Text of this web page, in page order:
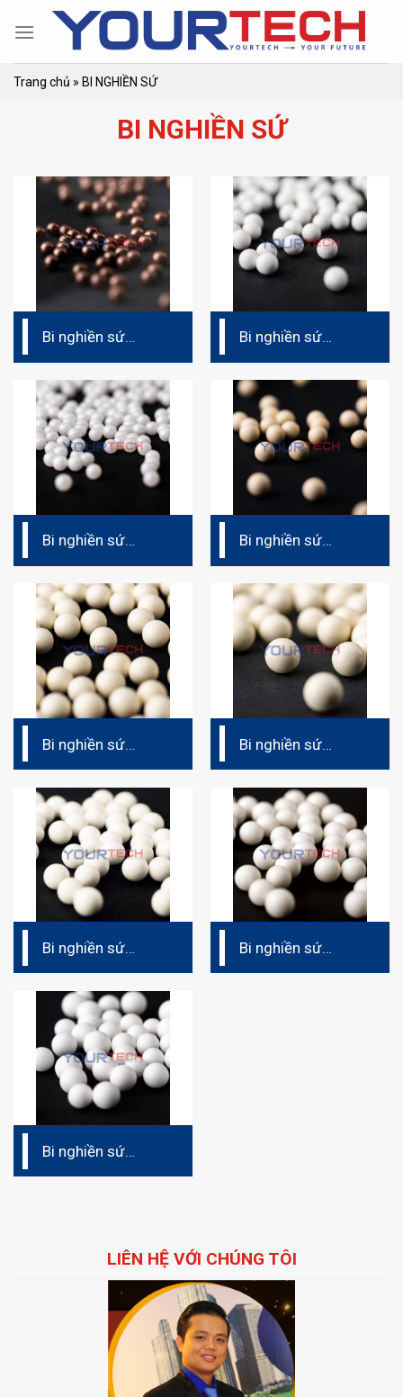
Trang chủ » BI NGHIỀN SỨ
BI NGHIỀN SỨ
Bi nghiền sứ
Bi nghiền sứ
Bi nghiền sứ
Bi nghiền sứ
Bi nghiền sứ
Bi nghiền sứ
Bi nghiền sứ
Bi nghiền sứ
Bi nghiền sứ
LIÊN HỆ VỚI CHÚNG TÔI